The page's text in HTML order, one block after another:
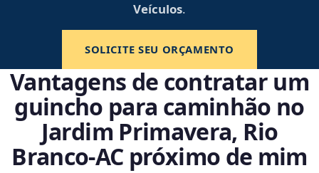
Veículos.
SOLICITE SEU ORÇAMENTO
Vantagens de contratar um
guincho para caminhão no
Jardim Primavera, Rio
Branco‑AC próximo de mim